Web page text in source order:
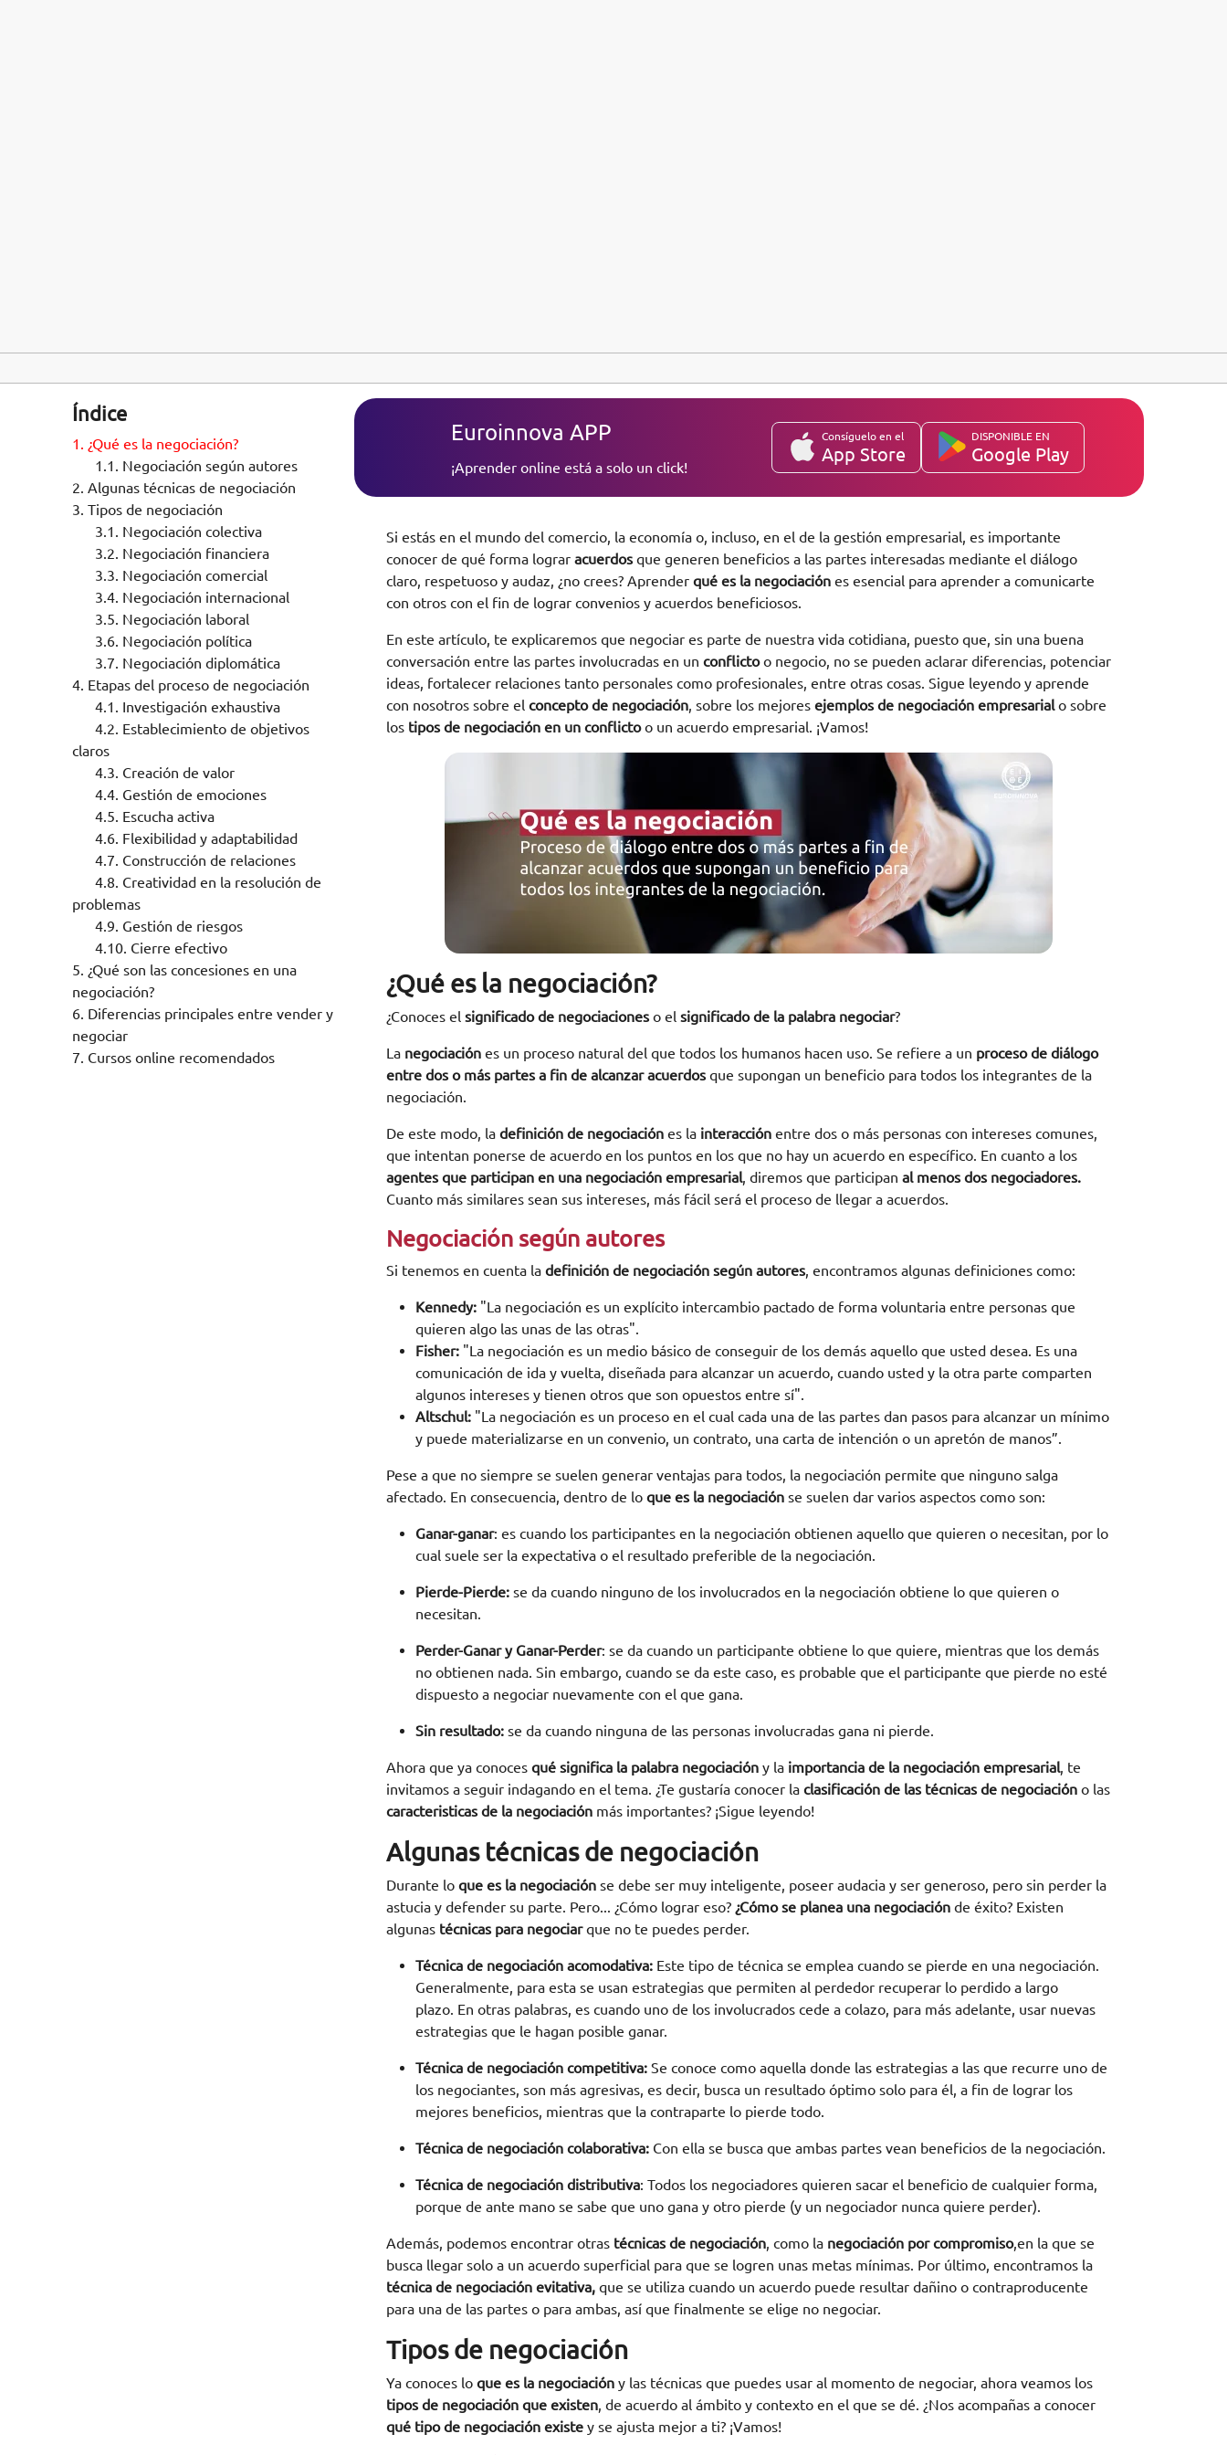
Índice
1. ¿Qué es la negociación?
1.1. Negociación según autores
2. Algunas técnicas de negociación
3. Tipos de negociación
3.1. Negociación colectiva
3.2. Negociación financiera
3.3. Negociación comercial
3.4. Negociación internacional
3.5. Negociación laboral
3.6. Negociación política
3.7. Negociación diplomática
4. Etapas del proceso de negociación
4.1. Investigación exhaustiva
4.2. Establecimiento de objetivos
claros
4.3. Creación de valor
4.4. Gestión de emociones
4.5. Escucha activa
4.6. Flexibilidad y adaptabilidad
4.7. Construcción de relaciones
4.8. Creatividad en la resolución de
problemas
4.9. Gestión de riesgos
4.10. Cierre efectivo
5. ¿Qué son las concesiones en una
negociación?
6. Diferencias principales entre vender y
negociar
7. Cursos online recomendados
Euroinnova APP
¡Aprender online está a solo un click!
Consíguelo en el
App Store
DISPONIBLE EN
Google Play
Si estás en el mundo del comercio, la economía o, incluso, en el de la gestión empresarial, es importante
conocer de qué forma lograr acuerdosque generen beneficios a las partes interesadas mediante el diálogo
claro, respetuoso y audaz, ¿no crees? Aprender qué es la negociación es esencial para aprender a comunicarte
con otros con el fin de lograr convenios y acuerdos beneficiosos.
En este artículo, te explicaremos que negociar es parte de nuestra vida cotidiana, puesto que, sin una buena
conversación entre las partes involucradas en un conflictoo negocio, no se pueden aclarar diferencias, potenciar
ideas, fortalecer relaciones tanto personales como profesionales, entre otras cosas. Sigue leyendo y aprende
con nosotros sobre el concepto de negociación, sobre los mejores ejemplos de negociación empresarialo sobre
los tipos de negociación en un conflictoo un acuerdo empresarial. ¡Vamos!
¿Qué es la negociación?
¿Conoces el significado de negociaciones o el significado de la palabra negociar?
La negociaciónes un proceso natural del que todos los humanos hacen uso. Se refiere a un proceso de diálogo
entre dos o más partes a fin de alcanzar acuerdos que supongan un beneficio para todos los integrantes de la
negociación.
De este modo, la definición de negociación es la interacciónentre dos o más personas con intereses comunes,
que intentan ponerse de acuerdo en los puntos en los que no hay un acuerdo en específico. En cuanto a los
agentes que participan en una negociación empresarial, diremos que participan al menos dos negociadores.
Cuanto más similares sean sus intereses, más fácil será el proceso de llegar a acuerdos.
Negociación según autores
Si tenemos en cuenta la definición de negociación según autores, encontramos algunas definiciones como:
Kennedy: "La negociación es un explícito intercambio pactado de forma voluntaria entre personas que
quieren algo las unas de las otras".
Fisher: "La negociación es un medio básico de conseguir de los demás aquello que usted desea. Es una
comunicación de ida y vuelta, diseñada para alcanzar un acuerdo, cuando usted y la otra parte comparten
algunos intereses y tienen otros que son opuestos entre sí".
Altschul:"La negociación es un proceso en el cual cada una de las partes dan pasos para alcanzar un mínimo
y puede materializarse en un convenio, un contrato, una carta de intención o un apretón de manos”.
Pese a que no siempre se suelen generar ventajas para todos, la negociación permite que ninguno salga
afectado. En consecuencia, dentro de lo que es la negociaciónse suelen dar varios aspectos como son:
Ganar-ganar: es cuando los participantes en la negociación obtienen aquello que quieren o necesitan, por lo
cual suele ser la expectativa o el resultado preferible de la negociación.
Pierde-Pierde:se da cuando ninguno de los involucrados en la negociación obtiene lo que quieren o
necesitan.
Perder-Ganar y Ganar-Perder: se da cuando un participante obtiene lo que quiere, mientras que los demás
no obtienen nada. Sin embargo, cuando se da este caso, es probable que el participante que pierde no esté
dispuesto a negociar nuevamente con el que gana.
Sin resultado:se da cuando ninguna de las personas involucradas gana ni pierde.
Ahora que ya conoces qué significa la palabra negociación y la importancia de la negociación empresarial, te
invitamos a seguir indagando en el tema. ¿Te gustaría conocer la clasificación de las técnicas de negociación o las
caracteristicas de la negociación más importantes? ¡Sigue leyendo!
Algunas técnicas de negociación
Durante lo que es la negociaciónse debe ser muy inteligente, poseer audacia y ser generoso, pero sin perder la
astucia y defender su parte. Pero... ¿Cómo lograr eso? ¿Cómo se planea una negociaciónde éxito? Existen
algunas técnicas para negociarque no te puedes perder.
Técnica de negociación acomodativa: Este tipo de técnica se emplea cuando se pierde en una negociación.
Generalmente, para esta se usan estrategias que permiten al perdedor recuperar lo perdido a largo
plazo. En otras palabras, es cuando uno de los involucrados cede a colazo, para más adelante, usar nuevas
estrategias que le hagan posible ganar.
Técnica de negociación competitiva: Se conoce como aquella donde las estrategias a las que recurre uno de
los negociantes, son más agresivas, es decir, busca un resultado óptimo solo para él, a fin de lograr los
mejores beneficios, mientras que la contraparte lo pierde todo.
Técnica de negociación colaborativa: Con ella se busca que ambas partes vean beneficios de la negociación.
Técnica de negociación distributiva: Todos los negociadores quieren sacar el beneficio de cualquier forma,
porque de ante mano se sabe que uno gana y otro pierde (y un negociador nunca quiere perder).
Además, podemos encontrar otras técnicas de negociación, como lanegociación por compromiso,en la que se
busca llegar solo a un acuerdo superficial para que se logren unas metas mínimas. Por último, encontramos la
técnica de negociación evitativa,que se utiliza cuando un acuerdo puede resultar dañino o contraproducente
para una de las partes o para ambas, así que finalmente se elige no negociar.
Tipos de negociación
Ya conoces lo que es la negociacióny las técnicas que puedes usar al momento de negociar, ahora veamos los
tipos de negociación que existen, de acuerdo al ámbito y contexto en el que se dé. ¿Nos acompañas a conocer
qué tipo de negociación existe y se ajusta mejor a ti? ¡Vamos!